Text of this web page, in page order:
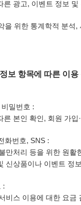
른 광고, 이벤트 정보 및
을 위한 통계학적 분석,
보 항목에 따른 이
밀번호 :
본인 확인, 회원 가입
화번호, SNS :
만처리 등을 위한 원활
신상품이나 이벤트 정
:
비스 이용에 대한 요금